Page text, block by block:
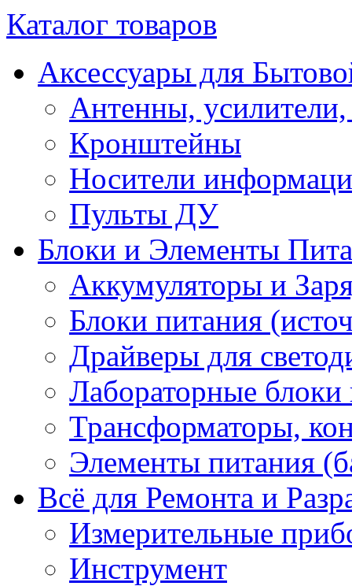
Каталог товаров
Аксессуары для
Антенны, усилители,
Кронштейны
Носители
Пульты ДУ
Блоки и Элементы
Аккумуляторы и
Блоки питания
Драйверы для
Лабораторные блоки
Трансформаторы,
Элементы питания
Всё для Ремонта и
Измерительные
Инструмент